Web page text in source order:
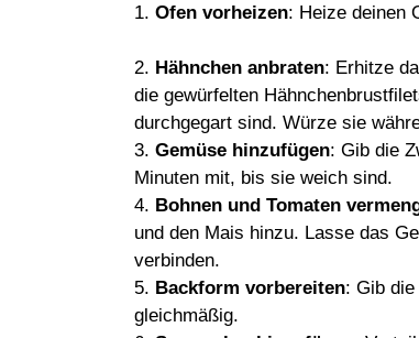
1. Ofen vorheizen: Heize deinen
2. Hähnchen anbraten: Erhitze
die gewürfelten
durchgegart sind. Würze sie
3. Gemüse hinzufügen: Gib die
Minuten mit, bis sie weich sind.
4. Bohnen und Tomaten
und den Mais hinzu. Lasse das
verbinden.
5. Backform vorbereiten: Gib
gleichmäßig.